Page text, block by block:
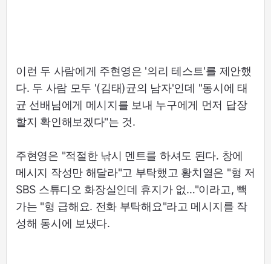
이런 두 사람에게 주현영은 '의리 테스트'를 제안했
다. 두 사람 모두 '(김태)균의 남자'인데 "동시에 태
균 선배님에게 메시지를 보내 누구에게 먼저 답장
할지 확인해보겠다"는 것.
주현영은 "적절한 낚시 멘트를 하셔도 된다. 창에
메시지 작성만 해달라"고 부탁했고 황치열은 "형 저
SBS 스튜디오 화장실인데 휴지가 없…"이라고, 빽
가는 "형 급해요. 전화 부탁해요"라고 메시지를 작
성해 동시에 보냈다.